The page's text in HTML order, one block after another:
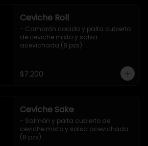
Ceviche Roll
- Camarón cocido y palta cubierto
de ceviche mixto y salsa
acevichada (8 pzs).
$7.200
Ceviche Sake
- Salmón y palta cubierto de
ceviche mixto y salsa acevichada
(8 pzs).